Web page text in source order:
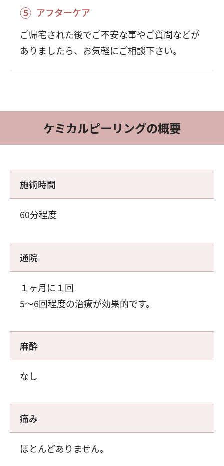
⑤ アフターケア
ご帰宅された後でご不安な事やご質問などが
ありましたら、お気軽にご相談下さい。
ケミカルピーリングの概要
施術時間
60分程度
通院
１ヶ月に１回
5～6回程度の治療が効果的です。
麻酔
なし
痛み
ほとんどありません。